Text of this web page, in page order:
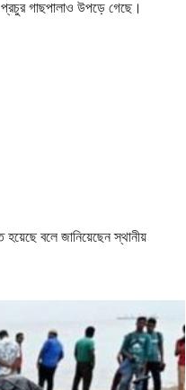
প্রচুর গাছপালাও উপড়ে গেছে।
হয়েছে বলে জানিয়েছেন স্থানীয়